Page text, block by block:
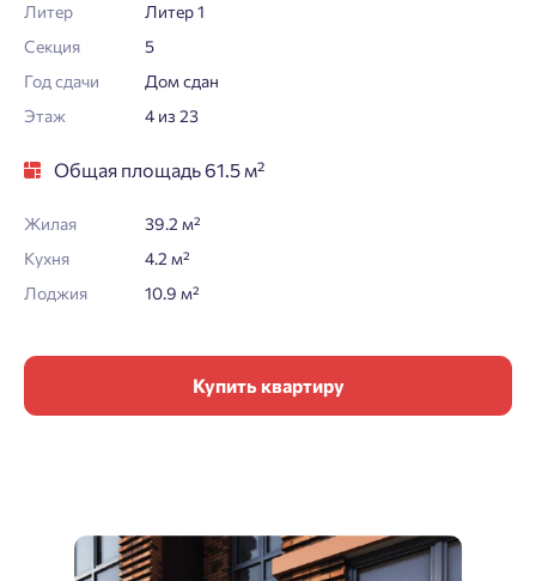
Литер
Литер 1
Секция
5
Год сдачи
Дом сдан
Этаж
4 из 23
Общая площадь 61.5 м²
Жилая
39.2 м²
Кухня
4.2 м²
Лоджия
10.9 м²
Купить квартиру